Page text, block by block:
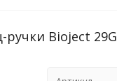
Bioject